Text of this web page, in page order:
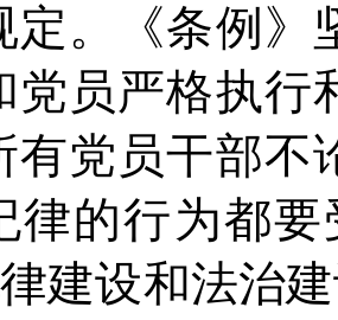
定。《条例》
党员严格执行
有党员干部不
律的行为都
建设和法治